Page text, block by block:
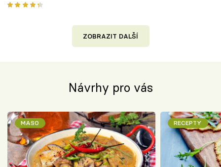
ZOBRAZIT DALŠÍ
Návrhy pro vás
MASO RECEPTY